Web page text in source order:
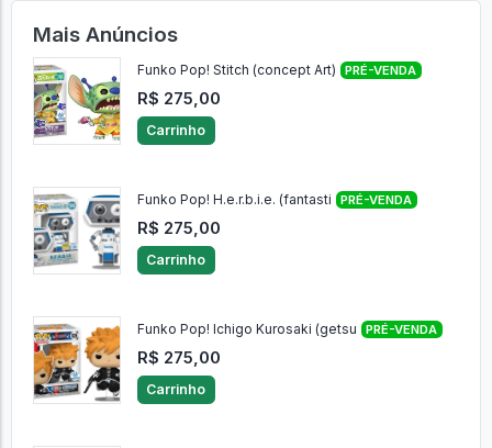
Mais Anúncios
Funko Pop! Stitch (concept Art) PRÉ-VENDA
R$ 275,00
Carrinho
Funko Pop! H.e.r.b.i.e. (fantasti PRÉ-VENDA
R$ 275,00
Carrinho
Funko Pop! Ichigo Kurosaki (getsu PRÉ-VENDA
R$ 275,00
Carrinho